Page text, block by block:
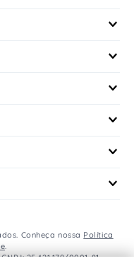
Conheça nossa Política
.
25.421.179/0001-81 -